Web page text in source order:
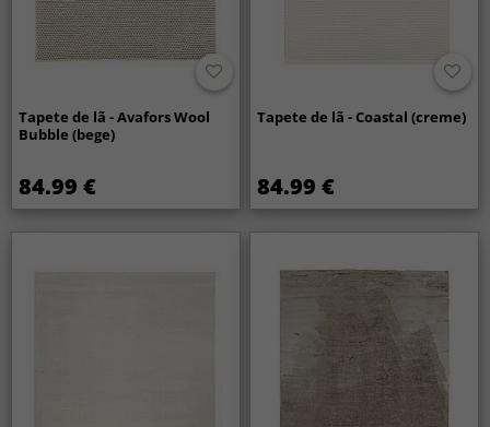
Tapete de lã - Avafors Wool
Bubble (bege)
84.99 €
Tapete de lã - Coastal (creme)
84.99 €